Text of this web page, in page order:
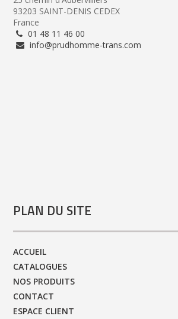
93203 SAINT-DENIS CEDEX
France
01 48 11 46 00
info@prudhomme-trans.com
PLAN DU SITE
ACCUEIL
CATALOGUES
NOS PRODUITS
CONTACT
ESPACE CLIENT